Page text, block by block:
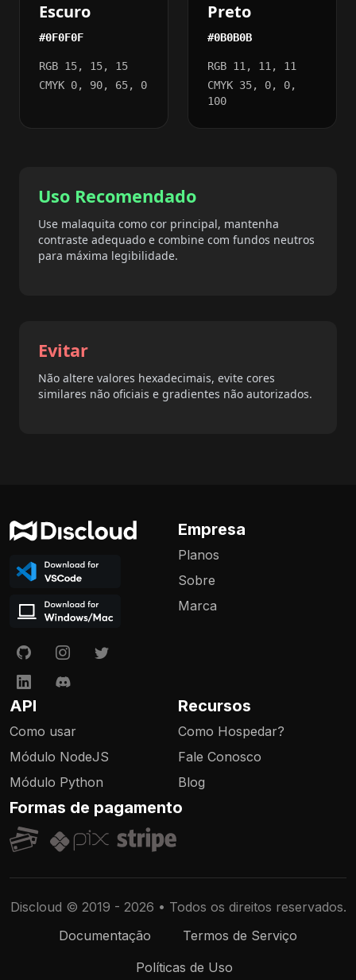
Escuro
#0F0F0F
RGB 15, 15, 15
CMYK 0, 90, 65, 0
Preto
#0B0B0B
RGB 11, 11, 11
CMYK 35, 0, 0,
100
Uso Recomendado
Use malaquita como cor principal, mantenha
contraste adequado e combine com fundos neutros
para máxima legibilidade.
Evitar
Não altere valores hexadecimais, evite cores
similares não oficiais e gradientes não autorizados.
Empresa
Planos
Sobre
Marca
API
Como usar
Módulo NodeJS
Módulo Python
Recursos
Como Hospedar?
Fale Conosco
Blog
Formas de pagamento
Discloud © 2019 - 2026 • Todos os direitos reservados.
Documentação
Termos de Serviço
Políticas de Uso